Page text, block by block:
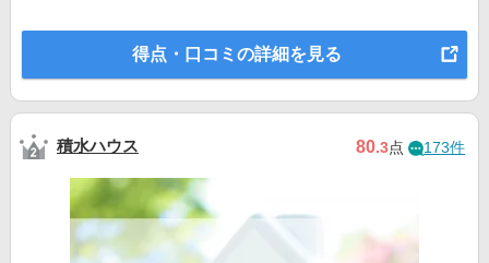
得点・口コミの詳細を見る
積水ハウス 80.3点 173件